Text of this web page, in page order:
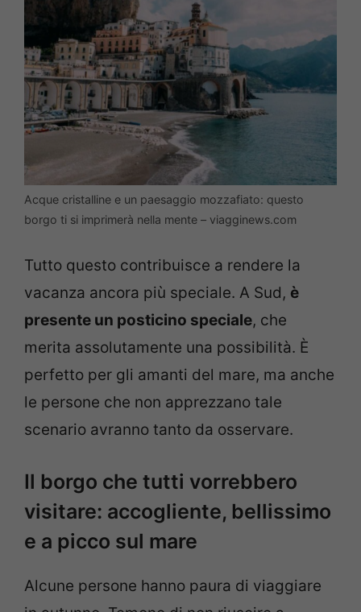
Acque cristalline e un paesaggio mozzafiato: questo
borgo ti si imprimerà nella mente – viagginews.com
Tutto questo contribuisce a rendere la
vacanza ancora più speciale. A Sud, è
presente un posticino speciale, che
merita assolutamente una possibilità. È
perfetto per gli amanti del mare, ma anche
le persone che non apprezzano tale
scenario avranno tanto da osservare.
Il borgo che tutti vorrebbero
visitare: accogliente, bellissimo
e a picco sul mare
Alcune persone hanno paura di viaggiare